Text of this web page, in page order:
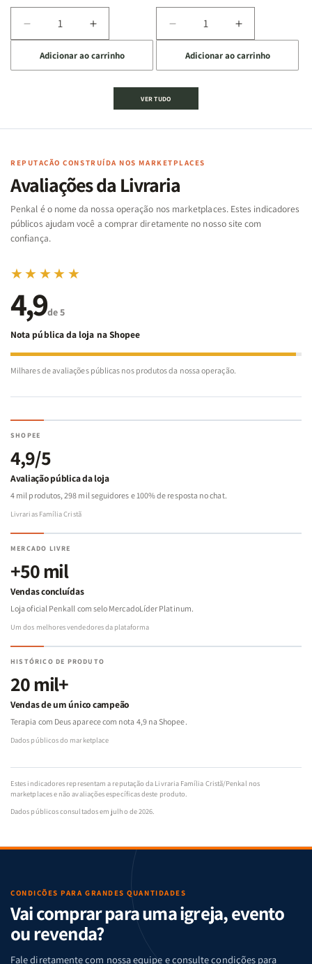
Diminuir
a
quantidade
de
Cartas
Famílias
Bíblia
-
Penkal
Aumentar
a
quantidade
de
Jogo
Cartas
Famílias
da
Bíblia
-
Penkal
Adicionar ao carrinho
Diminuir
a
quantidade
de
Jogo
|
de
Aumentar
a
quantidade
de
|
Adicionar ao carrinho
VER TUDO
REPUTAÇÃO CONSTRUÍDA NOS MARKETPLACES
Avaliações da Livraria
Penkal é o nome da nossa operação nos marketplaces. Estes indicadores
públicos ajudam você a comprar diretamente no nosso site com
confiança.
★★★★★
4,9de 5
Nota pública da loja na Shopee
Milhares de avaliações públicas nos produtos da nossa operação.
SHOPEE
4,9/5
Avaliação pública da loja
4 mil produtos, 298 mil seguidores e 100% de resposta no chat.
Livrarias Família Cristã
MERCADO LIVRE
+50 mil
Vendas concluídas
Loja oficial Penkall com selo MercadoLíder Platinum.
Um dos melhores vendedores da plataforma
HISTÓRICO DE PRODUTO
20 mil+
Vendas de um único campeão
Terapia com Deus aparece com nota 4,9 na Shopee.
Dados públicos do marketplace
Estes indicadores representam a reputação da Livraria Família Cristã/Penkal nos
marketplaces e não avaliações específicas deste produto.
Dados públicos consultados em julho de 2026.
CONDIÇÕES PARA GRANDES QUANTIDADES
Vai comprar para uma igreja, evento
ou revenda?
Fale diretamente com nossa equipe e consulte condições para